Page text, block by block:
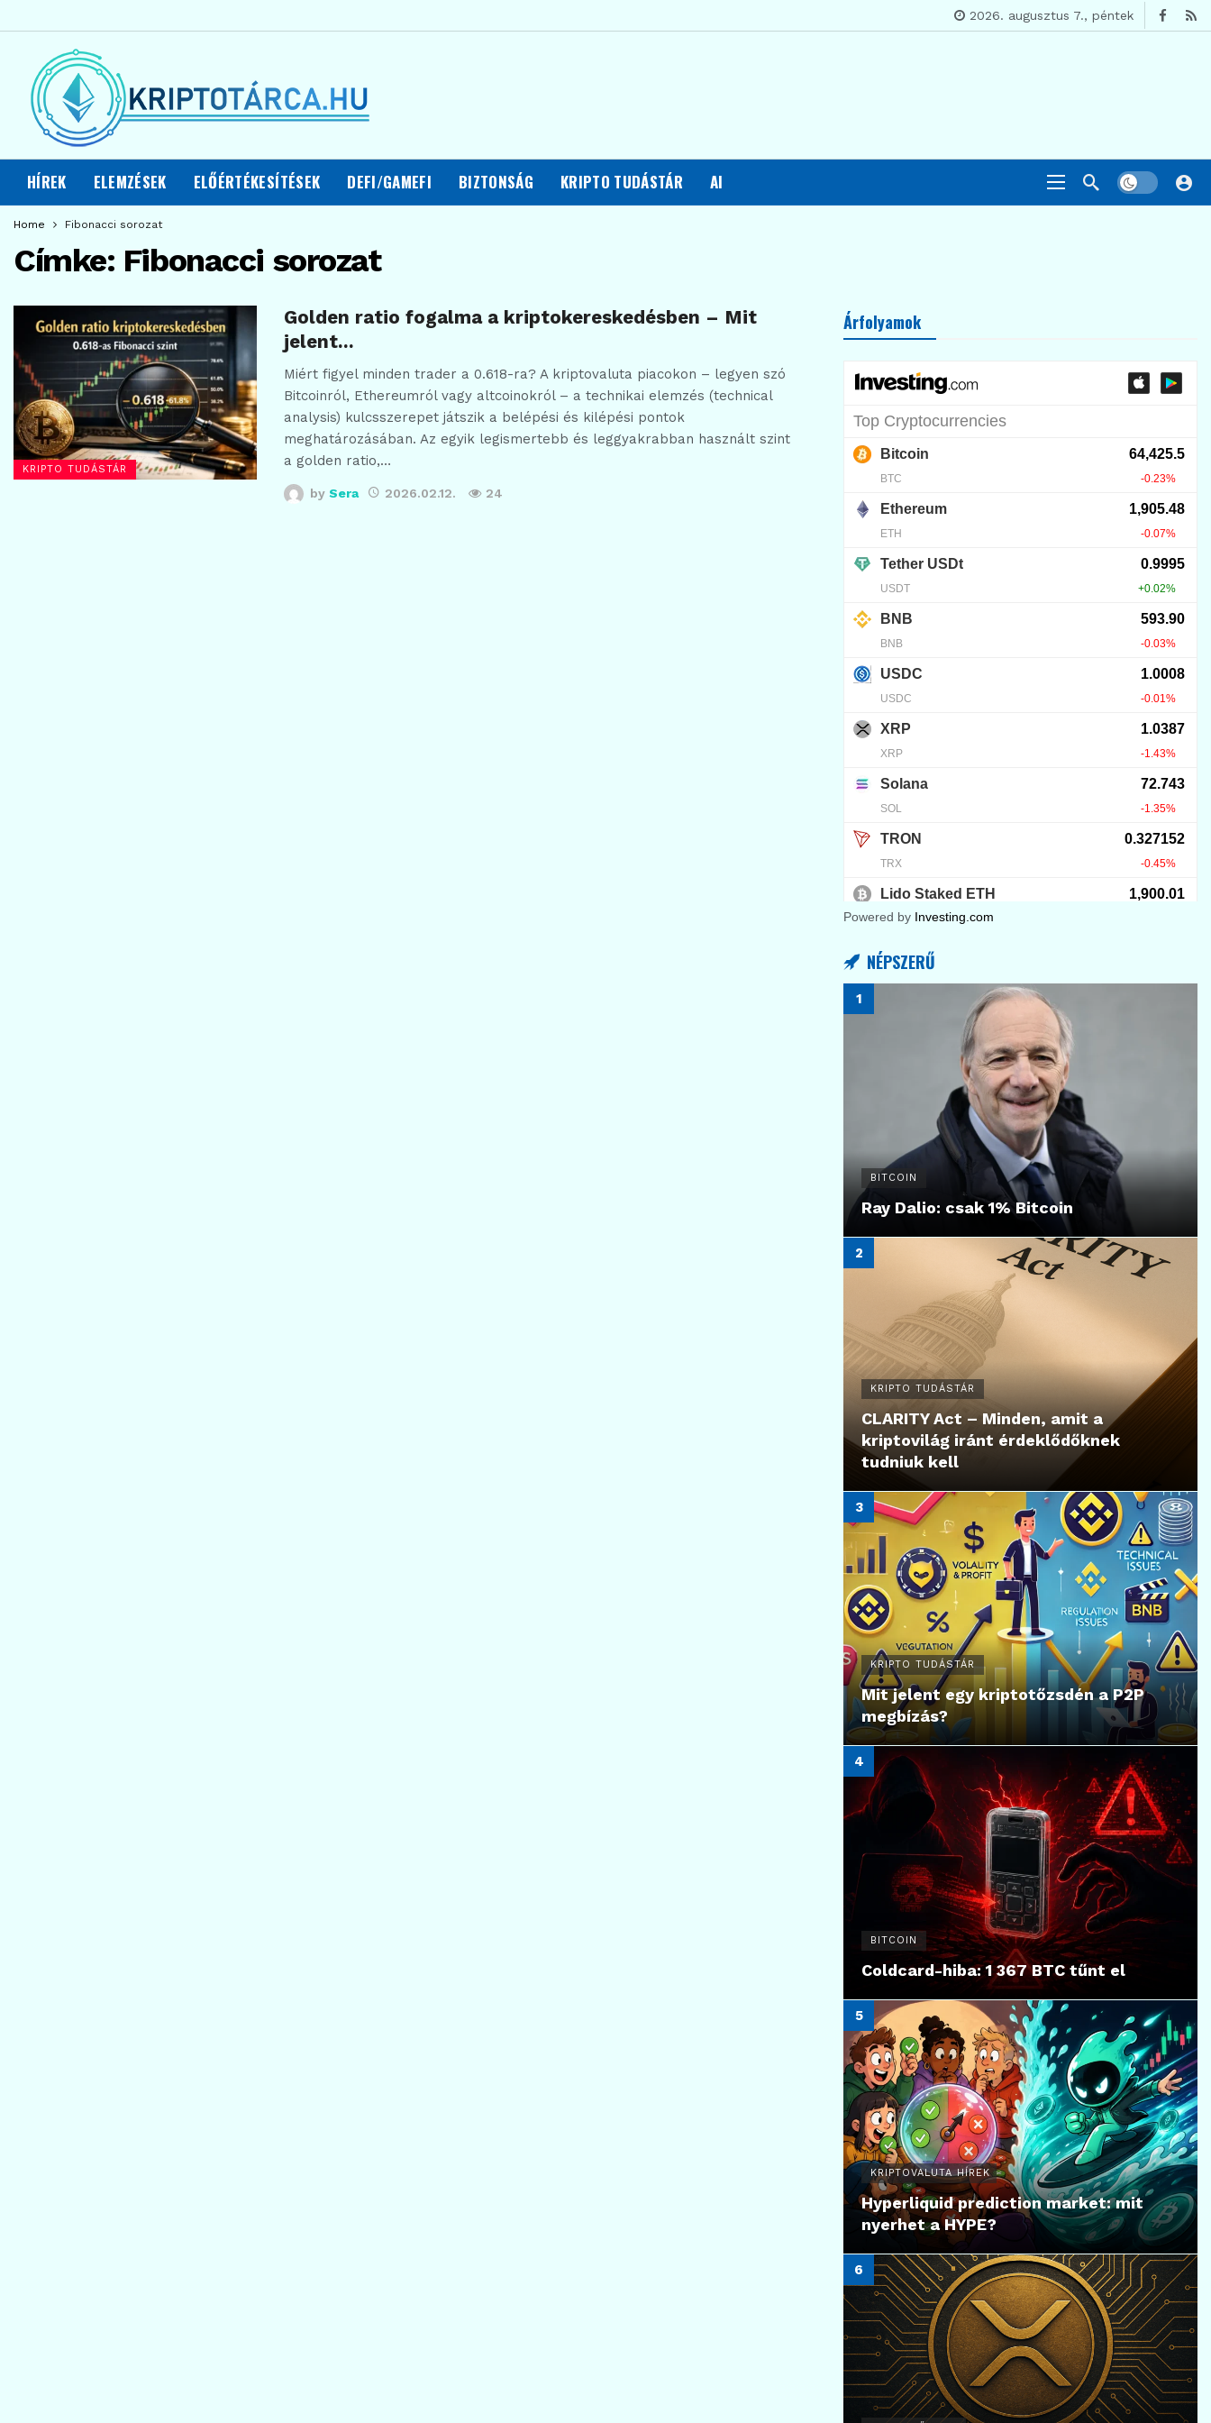
2026. augusztus 7., péntek
HÍREK ELEMZÉSEK ELŐÉRTÉKESÍTÉSEK DEFI/GAMEFI BIZTONSÁG KRIPTO TUDÁSTÁR AI
Home Fibonacci sorozat
Címke: Fibonacci sorozat
KRIPTO TUDÁSTÁR
Golden ratio fogalma a kriptokereskedésben – Mit
jelent…
Miért figyel minden trader a 0.618-ra? A kriptovaluta piacokon – legyen szó
Bitcoinról, Ethereumról vagy altcoinokról – a technikai elemzés (technical
analysis) kulcsszerepet játszik a belépési és kilépési pontok
meghatározásában. Az egyik legismertebb és leggyakrabban használt szint
a golden ratio,…
by Sera 2026.02.12. 24
Árfolyamok
Powered by Investing.com
NÉPSZERŰ
BITCOIN
Ray Dalio: csak 1% Bitcoin
KRIPTO TUDÁSTÁR
CLARITY Act – Minden, amit a
kriptovilág iránt érdeklődőknek
tudniuk kell
KRIPTO TUDÁSTÁR
Mit jelent egy kriptotőzsdén a P2P
megbízás?
BITCOIN
Coldcard-hiba: 1 367 BTC tűnt el
KRIPTOVALUTA HÍREK
Hyperliquid prediction market: mit
nyerhet a HYPE?